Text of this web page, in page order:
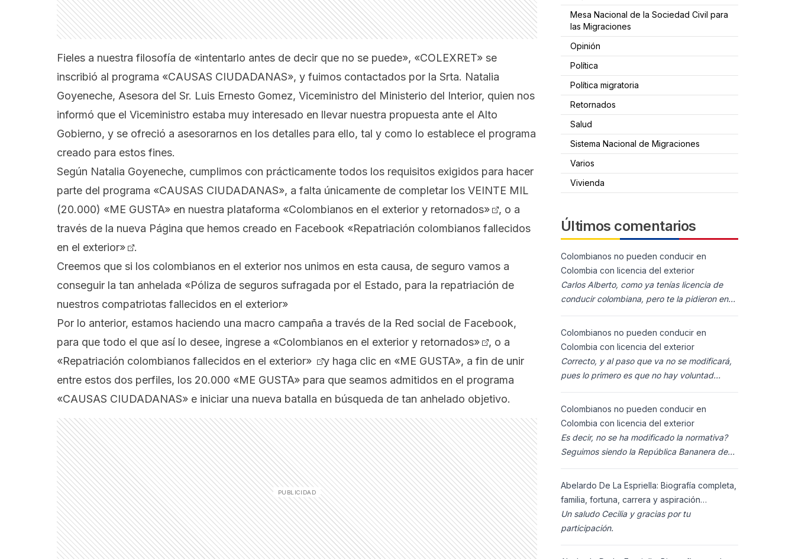
Fieles a nuestra filosofía de «intentarlo antes de decir que no se puede», «COLEXRET» se
inscribió al programa «CAUSAS CIUDADANAS», y fuimos contactados por la Srta. Natalia
Goyeneche, Asesora del Sr. Luis Ernesto Gomez, Viceministro del Ministerio del Interior, quien nos
informó que el Viceministro estaba muy interesado en llevar nuestra propuesta ante el Alto
Gobierno, y se ofreció a asesorarnos en los detalles para ello, tal y como lo establece el programa
creado para estos fines.
Según Natalia Goyeneche, cumplimos con prácticamente todos los requisitos exigidos para hacer
parte del programa «CAUSAS CIUDADANAS», a falta únicamente de completar los VEINTE MIL
(20.000) «ME GUSTA» en nuestra plataforma «Colombianos en el exterior y retornados»
, o a
través de la nueva Página que hemos creado en Facebook «Repatriación colombianos fallecidos
en el exterior»
.
Creemos que si los colombianos en el exterior nos unimos en esta causa, de seguro vamos a
conseguir la tan anhelada «Póliza de seguros sufragada por el Estado, para la repatriación de
nuestros compatriotas fallecidos en el exterior»
Por lo anterior, estamos haciendo una macro campaña a través de la Red social de Facebook,
para que todo el que así lo desee, ingrese a «Colombianos en el exterior y retornados»
, o a
«Repatriación colombianos fallecidos en el exterior»
y haga clic en «ME GUSTA», a fin de unir
entre estos dos perfiles, los 20.000 «ME GUSTA» para que seamos admitidos en el programa
«CAUSAS CIUDADANAS» e iniciar una nueva batalla en búsqueda de tan anhelado objetivo.
Mesa Nacional de la Sociedad Civil para
las Migraciones
Opinión
Política
Política migratoria
Retornados
Salud
Sistema Nacional de Migraciones
Varios
Vivienda
Últimos comentarios
Colombianos no pueden conducir en
Colombia con licencia del exterior
Carlos Alberto, como ya tenías licencia de
conducir colombiana, pero te la pidieron en
Colombia (s
Colombianos no pueden conducir en
Colombia con licencia del exterior
Correcto, y al paso que va no se modificará,
pues lo primero es que no hay voluntad
ciudadanos n
Colombianos no pueden conducir en
Colombia con licencia del exterior
Es decir, no se ha modificado la normativa?
Seguimos siendo la República Bananera de
Abelardo De La Espriella: Biografía completa,
familia, fortuna, carrera y aspiración
presidencial 2026.
Un saludo Cecilia y gracias por tu
participación.